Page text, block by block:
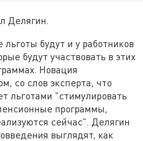
Делягин.
будут и у работников
будут участвовать в этих
Новация
со слов эксперта, что
льготами "стимулировать
программы,
сейчас". Делягин
выглядят, как